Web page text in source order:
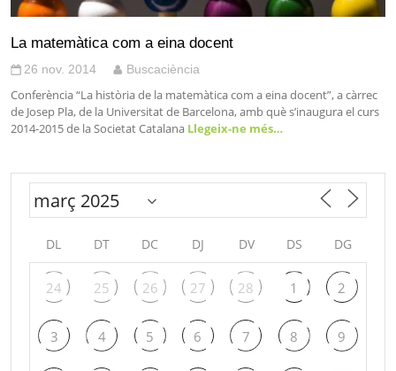
La matemàtica com a eina docent
26 nov. 2014 Buscaciència
Conferència “La història de la matemàtica com a eina docent”, a càrrec
de Josep Pla, de la Universitat de Barcelona, amb què s’inaugura el curs
2014-2015 de la Societat Catalana Llegeix-ne més…
DL DT DC DJ DV DS DG
24 25 26 27 28 1 2
3 4 5 6 7 8 9